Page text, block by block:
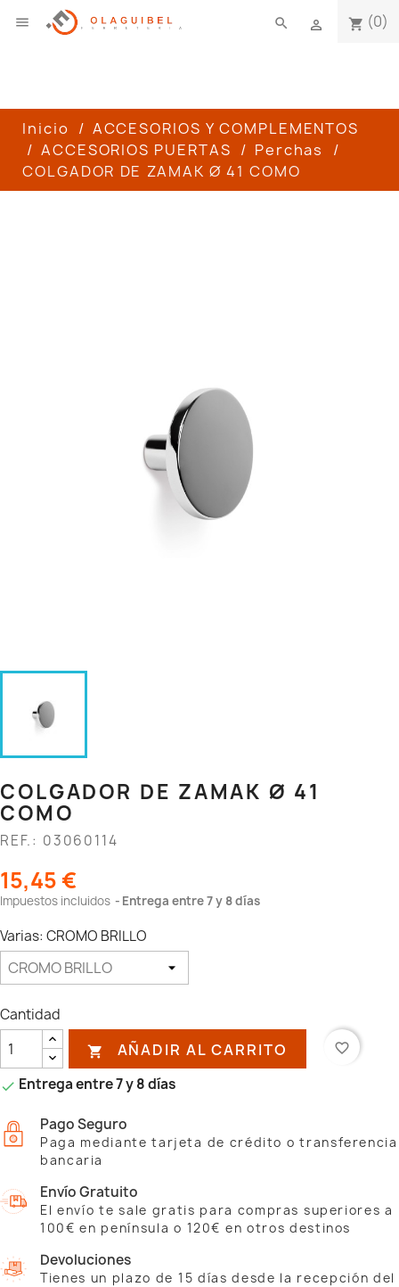
 shopping_cart (0)

search
Inicio
ACCESORIOS Y COMPLEMENTOS
ACCESORIOS PUERTAS
Perchas
COLGADOR DE ZAMAK Ø 41 COMO
COLGADOR DE ZAMAK Ø 41
COMO
REF.: 03060114
15,45 €
Impuestos incluidos Entrega entre 7 y 8 días
Varias: CROMO BRILLO
Cantidad
 AÑADIR AL CARRITO favorite_border
 Entrega entre 7 y 8 días
Pago Seguro
Paga mediante tarjeta de crédito o transferencia
bancaria
Envío Gratuito
El envío te sale gratis para compras superiores a
100€ en península o 120€ en otros destinos
Devoluciones
Tienes un plazo de 15 días desde la recepción del